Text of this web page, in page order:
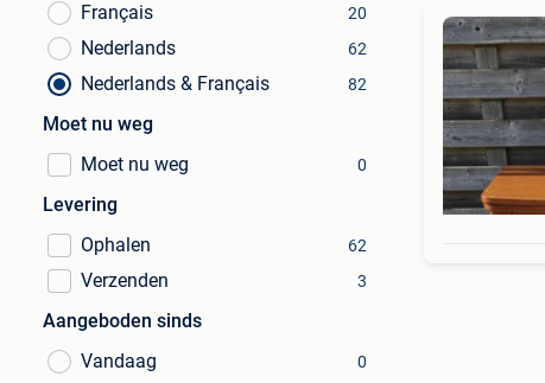
Français
20
Nederlands 62
Nederlands & Français 82
Moet nu weg
Moet nu weg
0
Levering
Ophalen
62
Verzenden 3
Aangeboden sinds
Vandaag
0